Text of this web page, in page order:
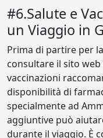
#6.Salute e
un Viaggio in
Prima di partire per
consultare il sito
vaccinazioni
disponibilità di
specialmente ad
aggiuntive può
durante il viaggio. È